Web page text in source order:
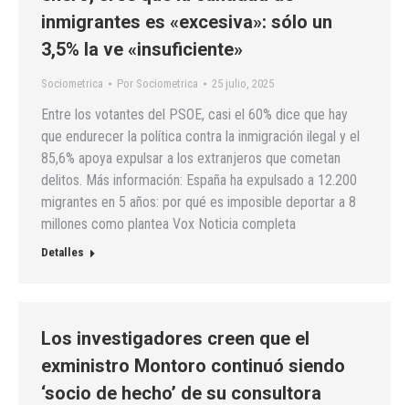
inmigrantes es «excesiva»: sólo un
3,5% la ve «insuficiente»
Sociometrica Por Sociometrica 25 julio, 2025
Entre los votantes del PSOE, casi el 60% dice que hay
que endurecer la política contra la inmigración ilegal y el
85,6% apoya expulsar a los extranjeros que cometan
delitos. Más información: España ha expulsado a 12.200
migrantes en 5 años: por qué es imposible deportar a 8
millones como plantea Vox Noticia completa
Detalles
Los investigadores creen que el
exministro Montoro continuó siendo
‘socio de hecho’ de su consultora